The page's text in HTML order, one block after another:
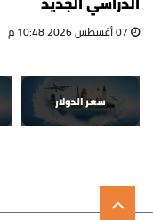
سعر الدولار